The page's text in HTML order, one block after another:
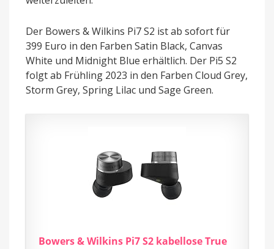
Der Bowers & Wilkins Pi7 S2 ist ab sofort für
399 Euro in den Farben Satin Black, Canvas
White und Midnight Blue erhältlich. Der Pi5 S2
folgt ab Frühling 2023 in den Farben Cloud Grey,
Storm Grey, Spring Lilac und Sage Green.
Bowers & Wilkins Pi7 S2 kabellose True